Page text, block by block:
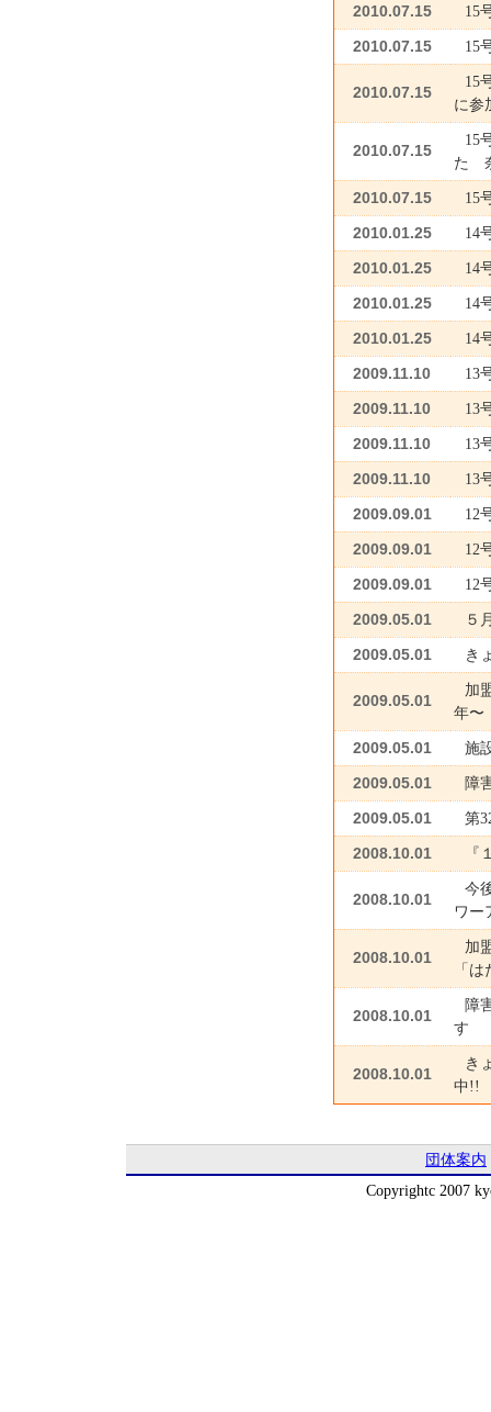
2010.07.15 15
2010.07.15 15
2010.07.15
15
に参
2010.07.15
15
た
2010.07.15 15
2010.01.25 14
2010.01.25 14
2010.01.25 14
2010.01.25 14
2009.11.10 13
2009.11.10 13
2009.11.10 13
2009.11.10 13
2009.09.01 12
2009.09.01 12
2009.09.01 12
2009.05.01 ５
2009.05.01 き
2009.05.01
加
年〜
2009.05.01 施
2009.05.01 障
2009.05.01 第
2008.10.01 『
2008.10.01
今
ワー
2008.10.01
加
「
2008.10.01
障
す
2008.10.01
き
中!!
団体案内
Copyrightc 2007